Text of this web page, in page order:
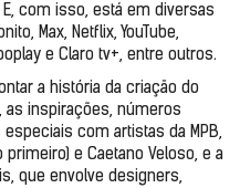
com isso, está em diversas
Max, Netflix, YouTube,
e Claro tv+, entre outros.
a história da criação do
as inspirações, números
com artistas da MPB,
e Caetano Veloso, e a
que envolve designers,